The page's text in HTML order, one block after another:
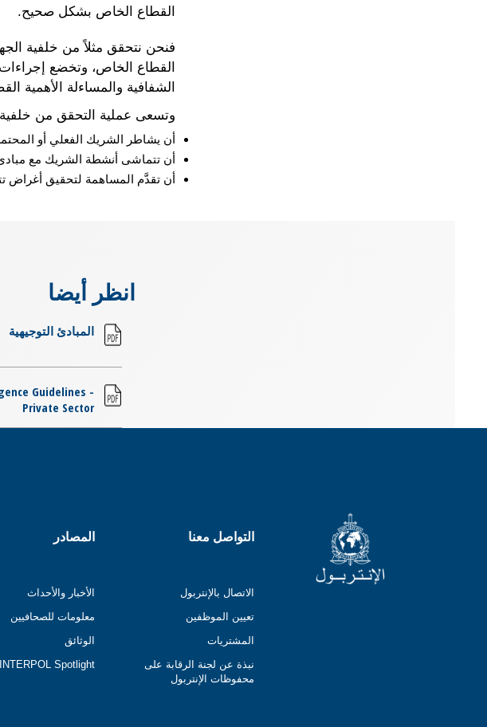
القطاع الخاص بشكل صحيح.
فنحن نتحقق مثلاً من خلفية
القطاع الخاص، وتخضع
الشفافية والمساءلة الأهمية
وتسعى عملية التحقق من
أن يشاطر الشريك الفعلي أو
أن تتماشى أنشطة الشريك مع مبادئ
أن تقدَّم المساهمة لتحقيق أغراض
انظر أيضا
المبادئ التوجيهية
Guidelines -
Private Sector
التواصل معنا
الاتصال بالإنتربول
تعيين الموظفين
المشتريات
نبذة عن لجنة الرقابة على
محفوظات الإنتربول
المصادر
الأخبار والأحداث
معلومات للصحافيين
الوثائق
INTERPOL Spotlight